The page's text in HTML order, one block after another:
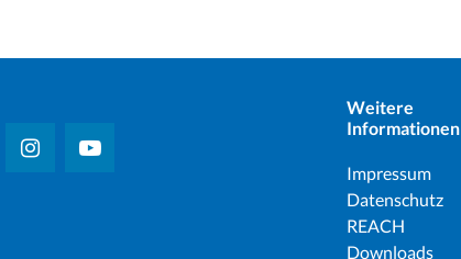
Weitere
Informationen
Impressum
Datenschutz
REACH
Downloads